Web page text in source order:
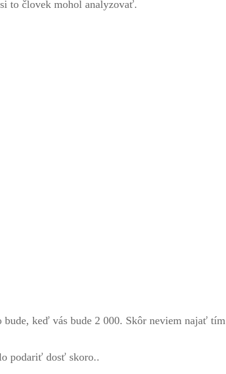
to človek mohol analyzovať.
keď vás bude 2 000. Skôr neviem najať tím
podariť dosť skoro..